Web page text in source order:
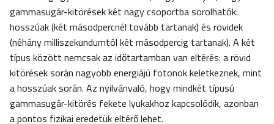
gammasugár-kitörések két nagy csoportba sorolhatók:
hosszúak (két másodpercnél tovább tartanak) és rövidek
(néhány milliszekundumtól két másodpercig tartanak). A két
típus között nemcsak az időtartamban van eltérés: a rövid
kitörések során nagyobb energiájú fotonok keletkeznek, mint
a hosszúak során. Az nyilvánvaló, hogy mindkét típusú
gammasugár-kitörés fekete lyukakhoz kapcsolódik, azonban
a pontos fizikai eredetük eltérő lehet.